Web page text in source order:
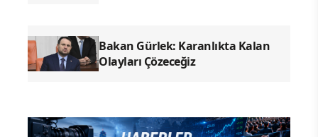
Bakan Gürlek: Karanlıkta Kalan
Olayları Çözeceğiz